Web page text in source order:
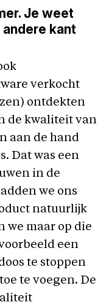
Je weet
kant
verkocht
ontdekten
de kwaliteit van
aan de hand
Dat was een
in de
we ons
natuurlijk
we maar op die
een
te stoppen
te voegen. De